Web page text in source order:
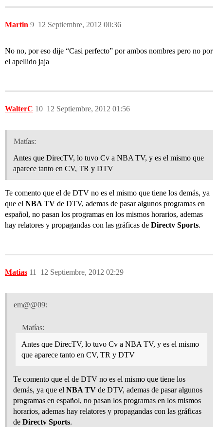
Martin 12 Septiembre, 2012 00:36
9
No no, por eso dije “Casi perfecto” por ambos nombres pero no por
el apellido jaja
WalterC 12 Septiembre, 2012 01:56
10
Matías:
Antes que DirecTV, lo tuvo Cv a NBA TV, y es el mismo que
aparece tanto en CV, TR y DTV
Te comento que el de DTV no es el mismo que tiene los demás, ya
que el NBA TV de DTV, ademas de pasar algunos programas en
español, no pasan los programas en los mismos horarios, ademas
hay relatores y propagandas con las gráficas de Directv Sports.
Matias 12 Septiembre, 2012 02:29
11
em@@09:
Matías:
Antes que DirecTV, lo tuvo Cv a NBA TV, y es el mismo
que aparece tanto en CV, TR y DTV
Te comento que el de DTV no es el mismo que tiene los
demás, ya que el NBA TV de DTV, ademas de pasar algunos
programas en español, no pasan los programas en los mismos
horarios, ademas hay relatores y propagandas con las gráficas
de Directv Sports.